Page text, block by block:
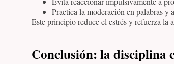
Practica la moderación en palabras y
Este principio reduce el estrés y refuerza la
Conclusión: la disciplina